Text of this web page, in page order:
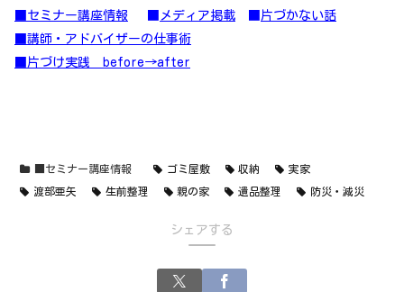
■セミナー講座情報
メディア掲載
片づかない話
■講師・アドバイザーの仕事術
■片づけ実践 before→after
■セミナー講座情報 ゴミ屋敷 収納 実家
渡部亜矢 生前整理 親の家 遺品整理 防災・減災
シェアする